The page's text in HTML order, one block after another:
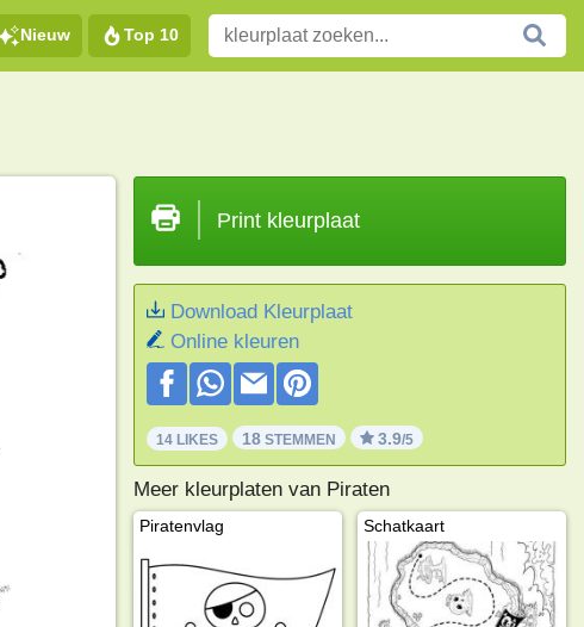
Nieuw Top 10
Print kleurplaat
Download Kleurplaat
Online kleuren
14 LIKES 18STEMMEN 3.9/5
Meer kleurplaten van Piraten
Piratenvlag Schatkaart